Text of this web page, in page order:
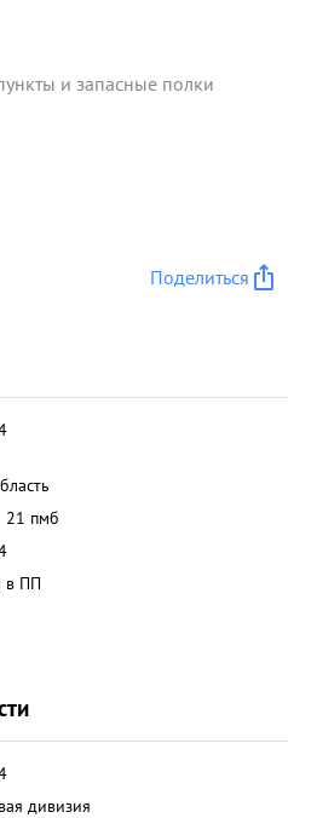
и запасные полки
Поделиться
21 пмб
в ПП
дивизия